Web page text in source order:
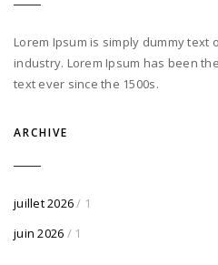
Lorem Ipsum is simply dummy
industry. Lorem Ipsum has been
text ever since the 1500s.
ARCHIVE
juillet 2026/ 1
juin 2026 / 1